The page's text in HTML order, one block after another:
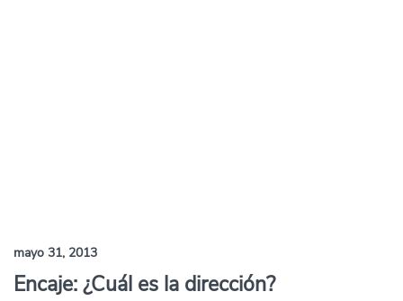
mayo 31, 2013
Encaje: ¿Cuál es la dirección?